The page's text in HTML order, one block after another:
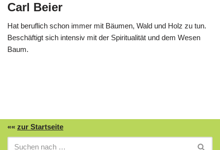
Carl Beier
Hat beruflich schon immer mit Bäumen, Wald und Holz zu tun.
Beschäftigt sich intensiv mit der Spiritualität und dem Wesen
Baum.
«« zur Startseite